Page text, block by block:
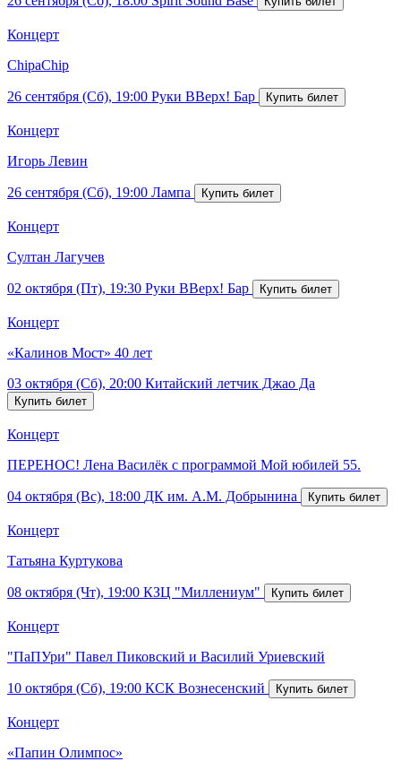
Концерт
ChipaChip
26 сентября (Сб), 19:00 Руки ВВерх! Бар
Концерт
Игорь Левин
26 сентября (Сб), 19:00 Лампа
Концерт
Султан Лагучев
02 октября (Пт), 19:30 Руки ВВерх! Бар
Концерт
«Калинов Мост» 40 лет
03 октября (Сб), 20:00 Китайский летчик Джао Да
Концерт
ПЕРЕНОС! Лена Василёк с программой Мой юбилей 55.
04 октября (Вс), 18:00 ДК им. А.М. Добрынина
Концерт
Татьяна Куртукова
08 октября (Чт), 19:00 КЗЦ "Миллениум"
Концерт
"ПаПУри" Павел Пиковский и Василий Уриевский
10 октября (Сб), 19:00 КСК Вознесенский
Концерт
«Папин Олимпос»